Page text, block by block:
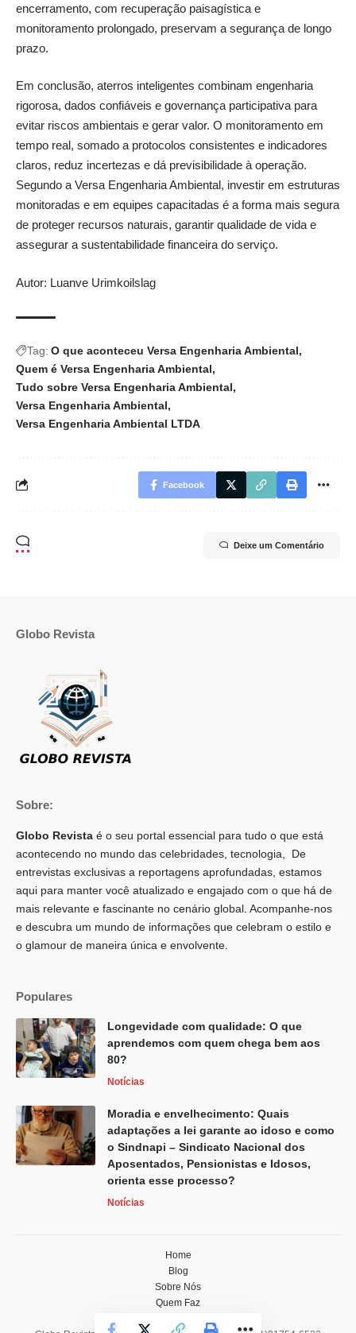
encerramento, com recuperação paisagística e
monitoramento prolongado, preservam a segurança de longo
prazo.
Em conclusão, aterros inteligentes combinam engenharia
rigorosa, dados confiáveis e governança participativa para
evitar riscos ambientais e gerar valor. O monitoramento em
tempo real, somado a protocolos consistentes e indicadores
claros, reduz incertezas e dá previsibilidade à operação.
Segundo a Versa Engenharia Ambiental, investir em estruturas
monitoradas e em equipes capacitadas é a forma mais segura
de proteger recursos naturais, garantir qualidade de vida e
assegurar a sustentabilidade financeira do serviço.
Autor: Luanve Urimkoilslag
Tag: O que aconteceu Versa Engenharia Ambiental
Quem é Versa Engenharia Ambiental
Tudo sobre Versa Engenharia Ambiental
Versa Engenharia Ambiental
Versa Engenharia Ambiental LTDA
Facebook
Deixe um Comentário
Globo Revista
Sobre:
Globo Revista é o seu portal essencial para tudo o que está
acontecendo no mundo das celebridades, tecnologia, De
entrevistas exclusivas a reportagens aprofundadas, estamos
aqui para manter você atualizado e engajado com o que há de
mais relevante e fascinante no cenário global. Acompanhe-nos
e descubra um mundo de informações que celebram o estilo e
o glamour de maneira única e envolvente.
Populares
Longevidade com qualidade: O que
aprendemos com quem chega bem aos
80?
Notícias
Moradia e envelhecimento: Quais
adaptações a lei garante ao idoso e como
o Sindnapi – Sindicato Nacional dos
Aposentados, Pensionistas e Idosos,
orienta esse processo?
Notícias
Home
Blog
Sobre Nós
Quem Faz